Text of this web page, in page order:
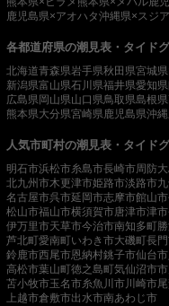
鹿児島県×アオハタ沖縄県×スジ
各都道府県の潮見表・タイド
北海道青森県岩手県秋田県宮城県
新潟県富山県石川県福井県愛知県
広島県岡山県山口県鳥取県島根県
熊本県大分県宮崎県鹿児島県沖
人気市町村の潮見表・タイド
明石市浜松市糸島市長崎市周防
北九州市木更津市姫路市淡路市
名古屋市呉市延岡市志摩市館山市
松山市福山市横須賀市唐津市津市
伊万里市天草市今治市南知多町
芦北町愛南町いわき市大磯町長
鈴鹿市西尾市恩納村銚子市仙台市
高松市葉山町徳之島町気仙沼市
苫小牧市玉名市糸魚川市川崎市
上越市倉敷市出水市南あわじ市